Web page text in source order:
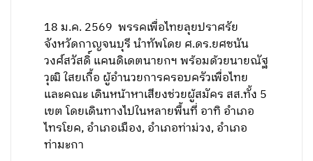
18 ม.ค. 2569 พรรคเพื่อไทยลุยปราศรัย
จังหวัดกาญจนบุรี นำทัพโดย ศ.ดร.ยศชนัน
วงศ์สวัสดิ์ แคนดิเดตนายกฯ พร้อมด้วยนายณัฐ
วุฒิ ใสยเกื้อ ผู้อำนวยการครอบครัวเพื่อไทย
และคณะ เดินหน้าหาเสียงช่วยผู้สมัคร สส.ทั้ง 5
เขต โดยเดินทางไปในหลายพื้นที่ อาทิ อำเภอ
ไทรโยค, อำเภอเมือง, อำเภอท่าม่วง, อำเภอ
ท่ามะกา